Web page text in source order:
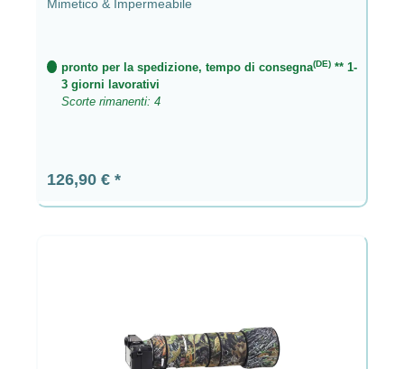
Mimetico & Impermeabile
pronto per la spedizione, tempo di consegna(DE)** 1-
3 giorni lavorativi
Scorte rimanenti: 4
Prezzo normale:
126,90 €